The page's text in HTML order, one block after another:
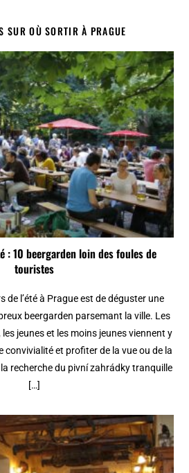
SUR OÙ SORTIR À PRAGUE
: 10 beergarden loin des foules de
touristes
de l’été à Prague est de déguster une
beergarden parsemant la ville. Les
jeunes et les moins jeunes viennent y
convivialité et profiter de la vue ou de la
recherche du pivní zahrádky tranquille
[…]